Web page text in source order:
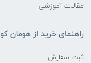
مقالات آموزشی
راهنمای خرید از هومان کو
ثبت سفارش